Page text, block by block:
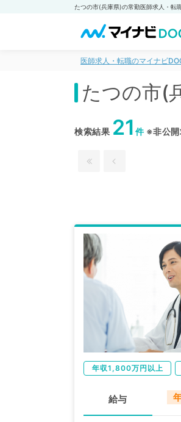
医師求人・転職のマイナビ
たつの市(
検索結果 21 件※非公開
年収1,800万円以上
給与